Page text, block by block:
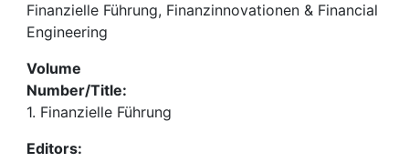
Finanzielle Führung, Finanzinnovationen & Financial
Engineering
Volume
Number/Title:
1. Finanzielle Führung
Editors: